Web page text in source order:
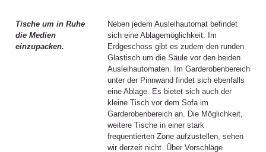
Tische um in Ruhe
die Medien
einzupacken.
Neben jedem Ausleihautomat befindet
sich eine Ablagemöglichkeit. Im
Erdgeschoss gibt es zudem den runden
Glastisch um die Säule vor den beiden
Ausleihautomaten. Im Garderobenbereich
unter der Pinnwand findet sich ebenfalls
eine Ablage. Es bietet sich auch der
kleine Tisch vor dem Sofa im
Garderobenbereich an. Die Möglichkeit,
weitere Tische in einer stark
frequentierten Zone aufzustellen, sehen
wir derzeit nicht. Über Vorschläge